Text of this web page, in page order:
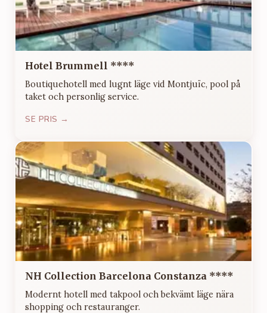
Hotel Brummell ****
Boutiquehotell med lugnt läge vid Montjuïc, pool på
taket och personlig service.
SE PRIS →
NH Collection Barcelona Constanza ****
Modernt hotell med takpool och bekvämt läge nära
shopping och restauranger.